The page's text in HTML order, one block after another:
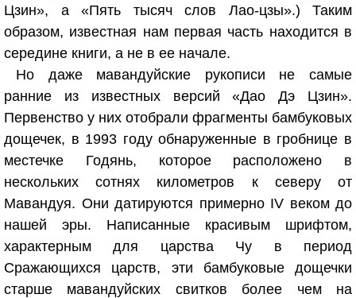
Цзин», а «Пять тысяч слов Лао-цзы».) Таким
образом, известная нам первая часть находится в
середине книги, а не в ее начале.
Но даже мавандуйские рукописи не самые
ранние из известных версий «Дао Дэ Цзин».
Первенство у них отобрали фрагменты бамбуковых
дощечек, в 1993 году обнаруженные в гробнице в
местечке Годянь, которое расположено в
нескольких сотнях километров к северу от
Мавандуя. Они датируются примерно IV веком до
нашей эры. Написанные красивым шрифтом,
характерным для царства Чу в период
Сражающихся царств, эти бамбуковые дощечки
старше мавандуйских свитков более чем на